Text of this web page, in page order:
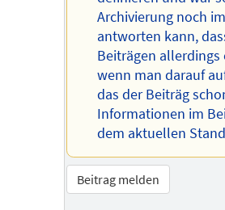
Archivierung noch
antworten kann,
Beiträgen
wenn man darauf
das der Beiträg
Informationen im
dem aktuellen
Beitrag melden